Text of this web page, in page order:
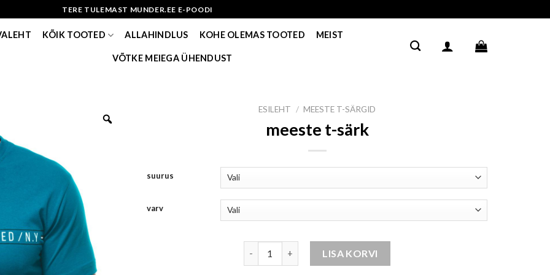
TERE TULEMAST MUNDER.EE E-POODI
KÕIK TOOTED ALLAHINDLUS KOHE OLEMAS TOOTED MEIST
VÕTKE MEIEGA ÜHENDUST
ESILEHT / MEESTE T-SÄRGID
meeste t-särk
suurus
varv
LISA KORVI